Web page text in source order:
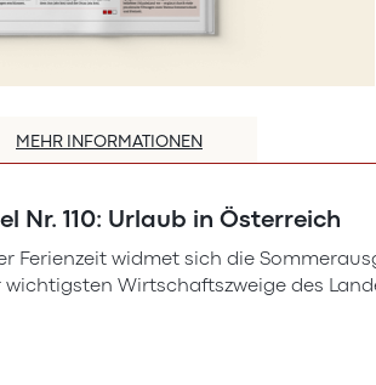
Nr. 110: Urlaub in Österreich
Ferienzeit widmet sich die
wichtigsten Wirtschaftszweige des
MEHR INFORMATIONEN